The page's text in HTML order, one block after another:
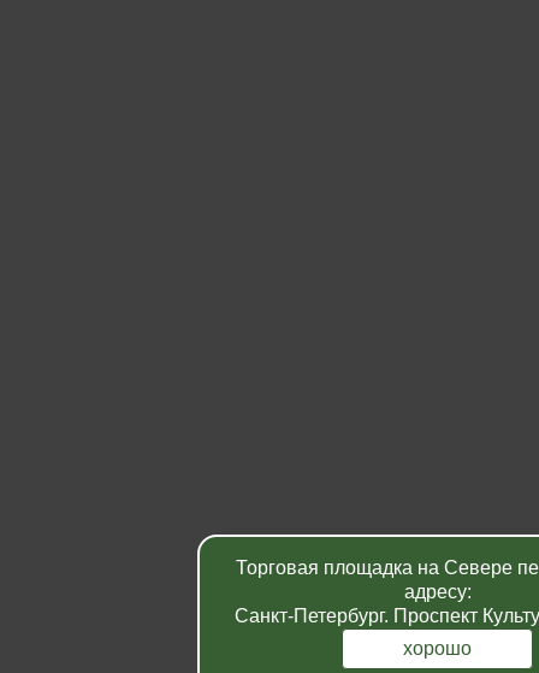
Торговая площадка на Севере
адресу:
Санкт-Петербург. Проспект
хорошо